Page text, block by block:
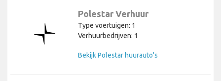
Polestar Verhuur
Type voertuigen: 1
Verhuurbedrijven: 1
Bekijk Polestar huurauto's